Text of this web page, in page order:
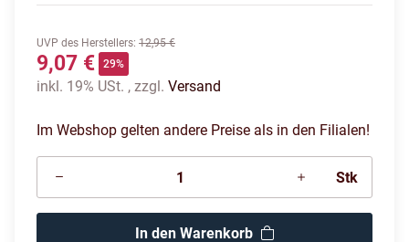
UVP des Herstellers: 12,95 €
9,07 € 29%
inkl. 19% USt. , zzgl. Versand
Im Webshop gelten andere Preise als in den Filialen!
Stk
In den Warenkorb